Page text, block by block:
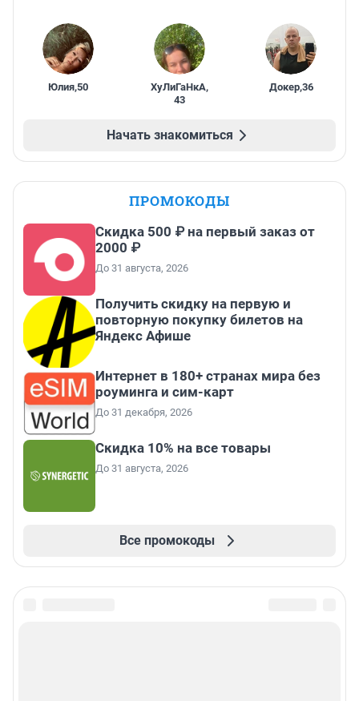
Юлия,50 ХуЛиГаНкА,
43
Докер,36
Начать знакомиться
ПРОМОКОДЫ
Скидка 500 ₽ на первый заказ от
2000 ₽
До 31 августа, 2026
Получить скидку на первую и
повторную покупку билетов на
Яндекс Афише
Интернет в 180+ странах мира без
роуминга и сим-карт
До 31 декабря, 2026
Скидка 10% на все товары
До 31 августа, 2026
Все промокоды